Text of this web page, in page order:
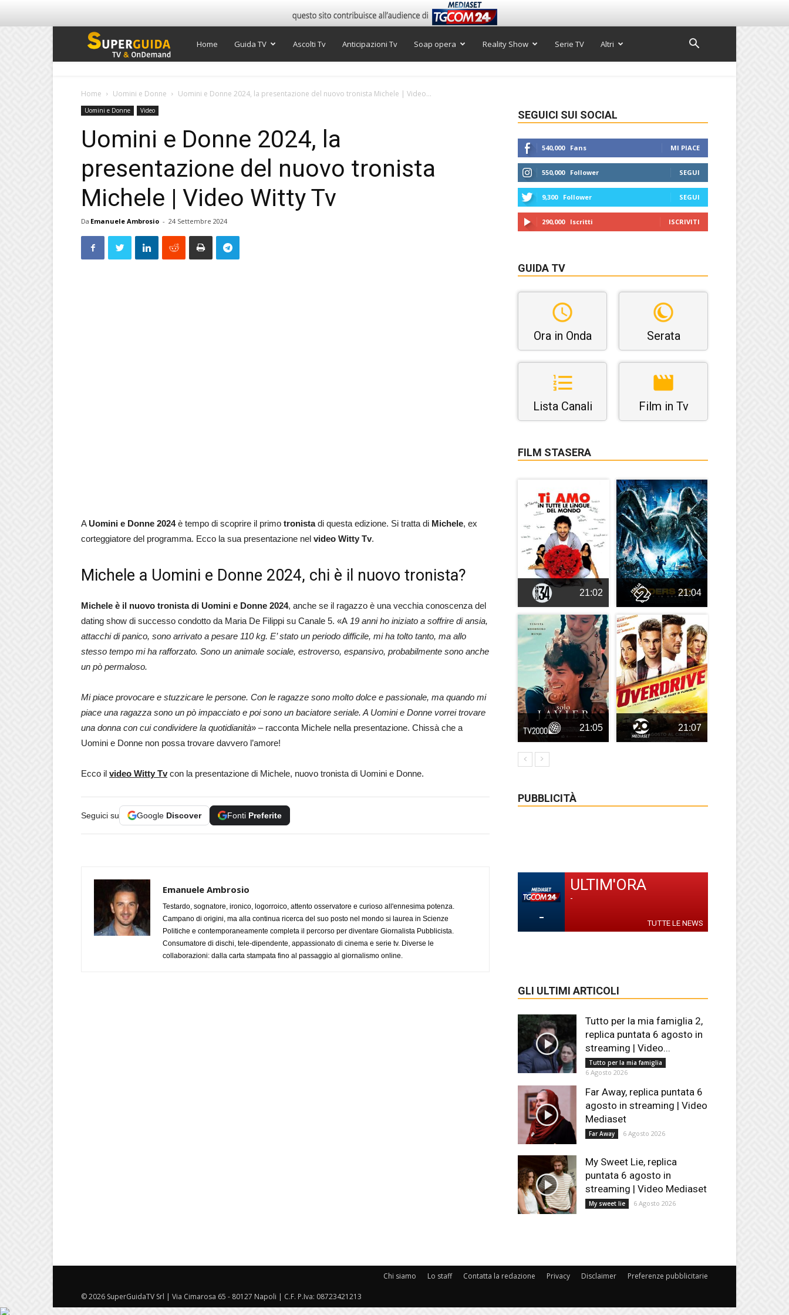
Super
Home Guida TV Ascolti Tv Anticipazioni Tv Soap opera Reality Show Serie TV Altri
Home Uomini e Donne Uomini e Donne 2024, la presentazione del nuovo tronista Michele | Video...
Uomini e Donne Video
Uomini e Donne 2024, la
presentazione del nuovo tronista
Michele | Video Witty Tv
Da Emanuele Ambrosio - 24 Settembre 2024
A Uomini e Donne 2024è tempo di scoprire il primo tronistadi questa edizione. Si tratta di Michele, ex
corteggiatore del programma. Ecco la sua presentazione nel video Witty Tv.
Michele a Uomini e Donne 2024, chi è il nuovo tronista?
Michele è il nuovo tronista di Uomini e Donne 2024, anche se il ragazzo è una vecchia conoscenza del
dating show di successo condotto da Maria De Filippi su Canale 5. «A 19 anni ho iniziato a soffrire di ansia,
attacchi di panico, sono arrivato a pesare 110 kg. E’ stato un periodo difficile, mi ha tolto tanto, ma allo
stesso tempo mi ha rafforzato. Sono un animale sociale, estroverso, espansivo, probabilmente sono anche
un pò permaloso.
Mi piace provocare e stuzzicare le persone. Con le ragazze sono molto dolce e passionale, ma quando mi
piace una ragazza sono un pò impacciato e poi sono un baciatore seriale. A Uomini e Donne vorrei trovare
una donna con cui condividere la quotidianità» – racconta Michele nella presentazione. Chissà che a
Uomini e Donne non possa trovare davvero l’amore!
Ecco il video Witty Tvcon la presentazione di Michele, nuovo tronista di Uomini e Donne.
Seguici su Google Discover Fonti Preferite
Emanuele Ambrosio
Testardo, sognatore, ironico, logorroico, attento osservatore e curioso all'ennesima potenza.
Campano di origini, ma alla continua ricerca del suo posto nel mondo si laurea in Scienze
Politiche e contemporaneamente completa il percorso per diventare Giornalista Pubblicista.
Consumatore di dischi, tele-dipendente, appassionato di cinema e serie tv. Diverse le
collaborazioni: dalla carta stampata fino al passaggio al giornalismo online.
SEGUICI SUI SOCIAL
540,000 Fans MI PIACE
550,000 Follower SEGUI
9,300 Follower SEGUI
290,000 Iscritti ISCRIVITI
GUIDA TV
Ora in Onda Serata
Lista Canali Film in Tv
FILM STASERA
21:02 21:04
21:05 21:07
PUBBLICITÀ
-
ULTIM'ORA
-
TUTTE LE NEWS
GLI ULTIMI ARTICOLI
Tutto per la mia famiglia 2,
replica puntata 6 agosto in
streaming | Video...
Tutto per la mia famiglia
6 Agosto 2026
Far Away, replica puntata 6
agosto in streaming | Video
Mediaset
Far Away 6 Agosto 2026
My Sweet Lie, replica
puntata 6 agosto in
streaming | Video Mediaset
My sweet lie 6 Agosto 2026
Chi siamo Lo staff Contatta la redazione Privacy Disclaimer Preferenze pubblicitarie
© 2026 SuperGuidaTV Srl | Via Cimarosa 65 - 80127 Napoli | C.F. P.Iva: 08723421213